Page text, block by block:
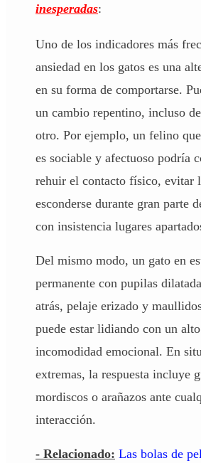
inesperadas:
Uno de los indicadores más
ansiedad en los gatos es una
en su forma de comportarse.
un cambio repentino, incluso
otro. Por ejemplo, un felino
es sociable y afectuoso podría
rehuir el contacto físico, evitar
esconderse durante gran parte
con insistencia lugares
Del mismo modo, un gato en
permanente con pupilas
atrás, pelaje erizado y
puede estar lidiando con un
incomodidad emocional. En
extremas, la respuesta incluye
mordiscos o arañazos ante
interacción.
- Relacionado: Las bolas de